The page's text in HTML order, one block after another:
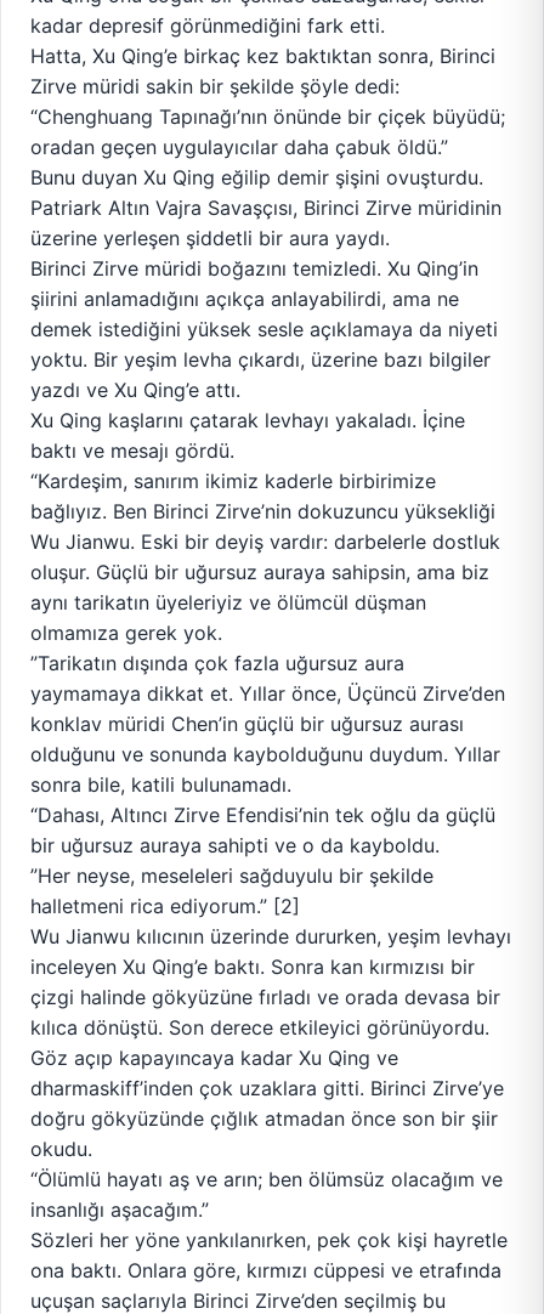
kadar depresif görünmediğini fark etti.
Hatta, Xu Qing’e birkaç kez baktıktan sonra, Birinci
Zirve müridi sakin bir şekilde şöyle dedi:
“Chenghuang Tapınağı’nın önünde bir çiçek büyüdü;
oradan geçen uygulayıcılar daha çabuk öldü.”
Bunu duyan Xu Qing eğilip demir şişini ovuşturdu.
Patriark Altın Vajra Savaşçısı, Birinci Zirve müridinin
üzerine yerleşen şiddetli bir aura yaydı.
Birinci Zirve müridi boğazını temizledi. Xu Qing’in
şiirini anlamadığını açıkça anlayabilirdi, ama ne
demek istediğini yüksek sesle açıklamaya da niyeti
yoktu. Bir yeşim levha çıkardı, üzerine bazı bilgiler
yazdı ve Xu Qing’e attı.
Xu Qing kaşlarını çatarak levhayı yakaladı. İçine
baktı ve mesajı gördü.
“Kardeşim, sanırım ikimiz kaderle birbirimize
bağlıyız. Ben Birinci Zirve’nin dokuzuncu yüksekliği
Wu Jianwu. Eski bir deyiş vardır: darbelerle dostluk
oluşur. Güçlü bir uğursuz auraya sahipsin, ama biz
aynı tarikatın üyeleriyiz ve ölümcül düşman
olmamıza gerek yok.
”Tarikatın dışında çok fazla uğursuz aura
yaymamaya dikkat et. Yıllar önce, Üçüncü Zirve’den
konklav müridi Chen’in güçlü bir uğursuz aurası
olduğunu ve sonunda kaybolduğunu duydum. Yıllar
sonra bile, katili bulunamadı.
“Dahası, Altıncı Zirve Efendisi’nin tek oğlu da güçlü
bir uğursuz auraya sahipti ve o da kayboldu.
”Her neyse, meseleleri sağduyulu bir şekilde
halletmeni rica ediyorum.” [2]
Wu Jianwu kılıcının üzerinde dururken, yeşim levhayı
inceleyen Xu Qing’e baktı. Sonra kan kırmızısı bir
çizgi halinde gökyüzüne fırladı ve orada devasa bir
kılıca dönüştü. Son derece etkileyici görünüyordu.
Göz açıp kapayıncaya kadar Xu Qing ve
dharmaskiff’inden çok uzaklara gitti. Birinci Zirve’ye
doğru gökyüzünde çığlık atmadan önce son bir şiir
okudu.
“Ölümlü hayatı aş ve arın; ben ölümsüz olacağım ve
insanlığı aşacağım.”
Sözleri her yöne yankılanırken, pek çok kişi hayretle
ona baktı. Onlara göre, kırmızı cüppesi ve etrafında
uçuşan saçlarıyla Birinci Zirve’den seçilmiş bu